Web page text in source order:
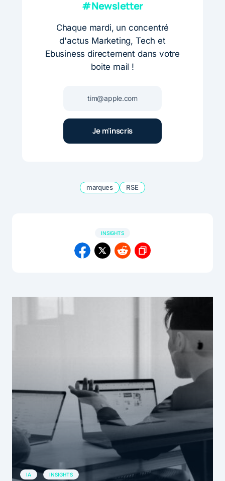
#Newsletter
Chaque mardi, un concentré
d'actus Marketing, Tech et
Ebusiness directement dans votre
boite mail !
marques RSE
INSIGHTS
IA INSIGHTS